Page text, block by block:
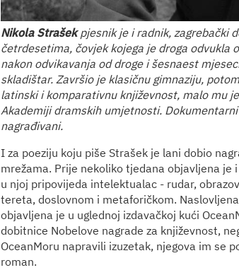
Nikola Strašekpjesnik je i radnik, zagrebački
četrdesetima, čovjek kojega je droga odvukla
nakon odvikavanja od droge i šesnaest
skladištar. Završio je klasičnu gimnaziju,
latinski i komparativnu književnost, malo mu
Akademiji dramskih umjetnosti.
nagrađivani.
I za poeziju koju piše Strašek je lani dobio
mrežama. Prije nekoliko tjedana objavljena je
u njoj pripovijeda intelektualac - rudar,
tereta, doslovnom i metaforičkom.
objavljena je u uglednoj izdavačkoj kući
dobitnice Nobelove nagrade za književnost,
OceanMoru napravili izuzetak, njegova im se
roman.